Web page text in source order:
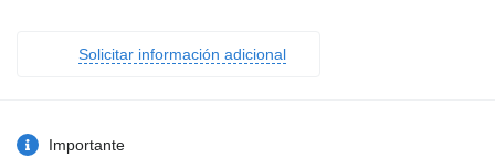
Solicitar información adicional
Importante